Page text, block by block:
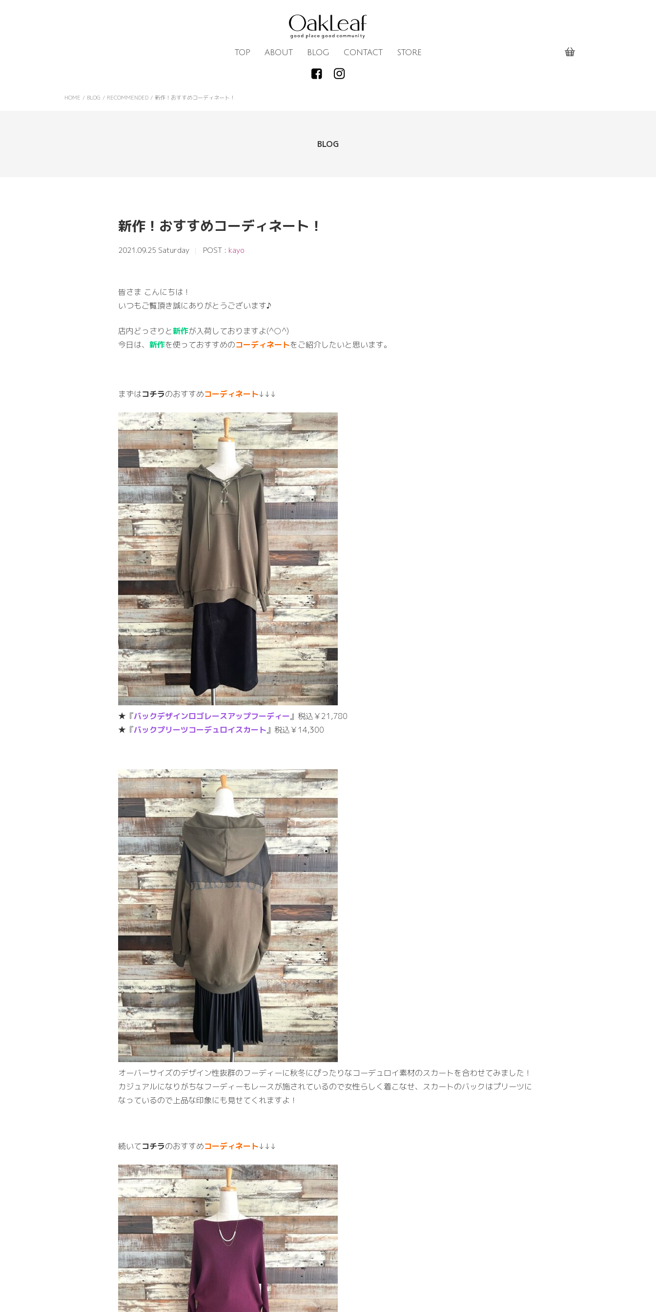
TOP ABOUT BLOG CONTACT STORE
HOME / BLOG / RECOMMENDED / 新作！おすすめコーディネート！
BLOG
新作！おすすめコーディネート！
2021.09.25 Saturday POST : kayo
皆さま こんにちは！
いつもご覧頂き誠にありがとうございます♪
店内どっさりと新作が入荷しておりますよ(^○^)
今日は、 新作を使っておすすめのコーディネートをご紹介したいと思います。
まずはコチラのおすすめコーディネート↓↓↓
★『バックデザインロゴレースアップフーディー』税込￥21,780
★『バックプリーツコーデュロイスカート』税込￥14,300
オーバーサイズのデザイン性抜群のフーディーに秋冬にぴったりなコーデュロイ素材のスカートを合わせてみました！
カジュアルになりがちなフーディーもレースが施されているので女性らしく着こなせ、スカートのバックはプリーツに
なっているので上品な印象にも見せてくれますよ！
続いてコチラのおすすめコーディネート↓↓↓